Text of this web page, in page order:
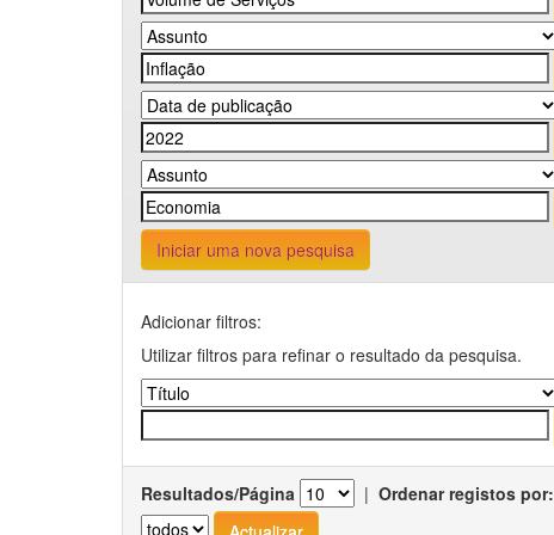
Iniciar uma nova pesquisa
Adicionar filtros:
Utilizar filtros para refinar o resultado da pesquisa.
Resultados/Página | Ordenar registos por: